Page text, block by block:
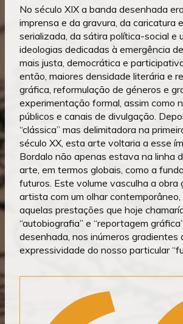
No século XIX a banda desenhada
imprensa e da gravura, da caricatura
serializada, da sátira política-social e
ideologias dedicadas à emergência
mais justa, democrática e
então, maiores densidade literária e
gráfica, reformulação de géneros e
experimentação formal, assim como
públicos e canais de divulgação.
“clássica” mas delimitadora na
século XX, esta arte voltaria a esse
Bordalo não apenas estava na linha
arte, em termos globais, como a
futuros. Este volume vasculha a obra
artista com um olhar
aquelas prestações que hoje
“autobiografia” e “reportagem
desenhada, nos inúmeros gradientes
expressividade do nosso particular